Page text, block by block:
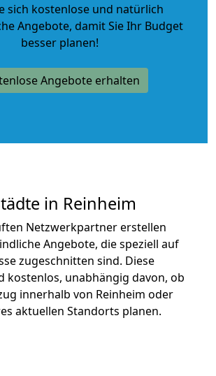
sich kostenlose und natürlich
Angebote, damit Sie Ihr Budget
besser planen!
Angebote erhalten
in Reinheim
Netzwerkpartner erstellen
Angebote, die speziell auf
zugeschnitten sind. Diese
kostenlos, unabhängig davon, ob
innerhalb von Reinheim oder
aktuellen Standorts planen.